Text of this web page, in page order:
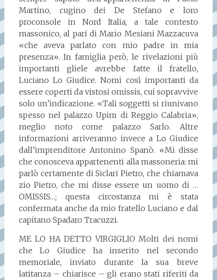
Martino, cugino dei De Stefano e loro
proconsole in Nord Italia, a tale contesto
massonico, al pari di Mario Mesiani Mazzacuva
«che aveva parlato con mio padre in mia
presenza». In famiglia però, le rivelazioni più
importanti gliele avrebbe fatte il fratello,
Luciano Lo Giudice. Nomi così importanti da
essere coperti da vistosi omissis, cui sopravvive
solo un’indicazione. «Tali soggetti si riunivano
spesso nel palazzo Upim di Reggio Calabria»,
meglio noto come palazzo Sarlo. Altre
informazioni arriveranno invece a Lo Giudice
dall’imprenditore Antonino Spanò. «Mi disse
che conosceva appartenenti alla massoneria: mi
parlò certamente di Siclari Pietro, che chiamava
zio Pietro, che mi disse essere un uomo di …
OMISSIS…; questa circostanza mi è stata
confermata anche da mio fratello Luciano e dal
capitano Spadaro Tracuzzi.
ME LO HA DETTO VIRGIGLIO Molti dei nomi
che Lo Giudice ha inserito nel secondo
memoriale, inviato durante la sua breve
latitanza – chiarisce – gli erano stati riferiti da